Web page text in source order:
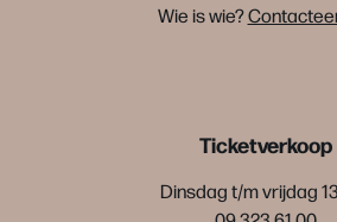
Wie is wie?
Ticketverkoop
Dinsdag t/m vrijdag